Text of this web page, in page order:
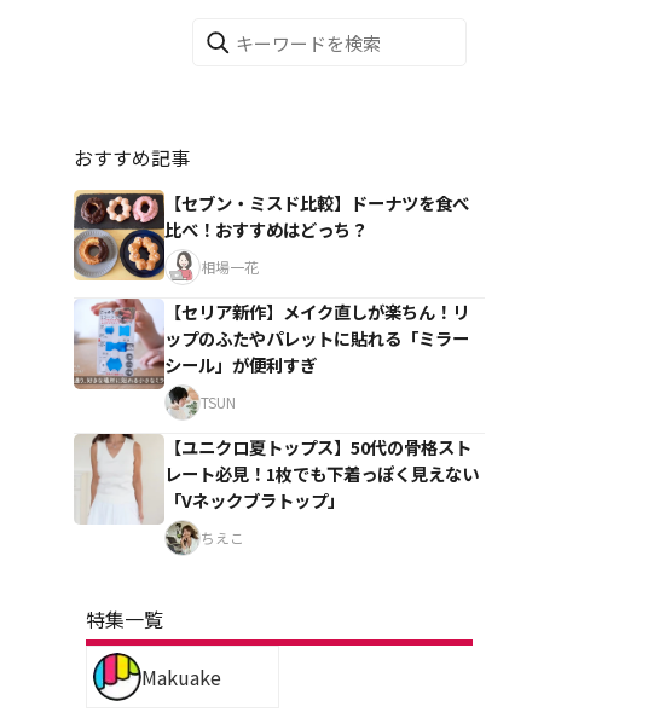
おすすめ記事
【セブン・ミスド比較】ドーナツを食べ
比べ！おすすめはどっち？
相場一花
【セリア新作】メイク直しが楽ちん！リ
ップのふたやパレットに貼れる「ミラー
シール」が便利すぎ
TSUN
【ユニクロ夏トップス】50代の骨格スト
レート必見！1枚でも下着っぽく見えない
「Vネックブラトップ」
ちえこ
特集一覧
Makuake